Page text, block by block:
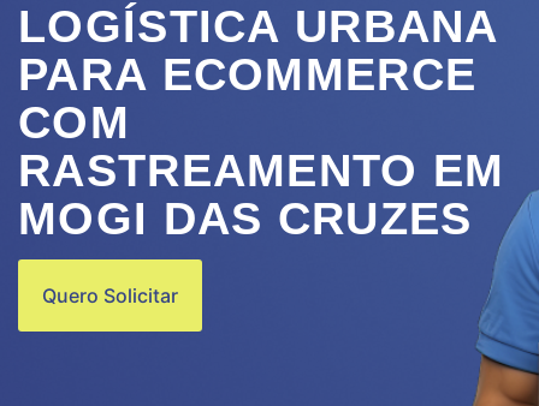
LOGÍSTICA URBANA
PARA ECOMMERCE
COM
RASTREAMENTO EM
MOGI DAS CRUZES
Quero Solicitar